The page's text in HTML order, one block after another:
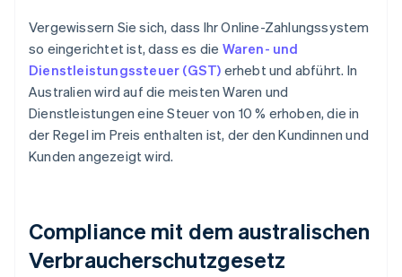
Vergewissern Sie sich, dass Ihr Online-Zahlungssystem
so eingerichtet ist, dass es die Waren- und
Dienstleistungssteuer (GST) erhebt und abführt. In
Australien wird auf die meisten Waren und
Dienstleistungen eine Steuer von 10 % erhoben, die in
der Regel im Preis enthalten ist, der den Kundinnen und
Kunden angezeigt wird.
Compliance mit dem australischen
Verbraucherschutzgesetz